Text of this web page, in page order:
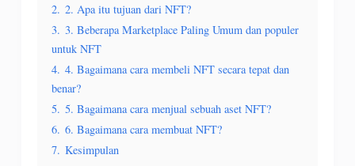
2. 2. Apa itu tujuan dari NFT?
3. 3. Beberapa Marketplace Paling Umum dan populer
untuk NFT
4. 4. Bagaimana cara membeli NFT secara tepat dan
benar?
5. 5. Bagaimana cara menjual sebuah aset NFT?
6. 6. Bagaimana cara membuat NFT?
7. Kesimpulan